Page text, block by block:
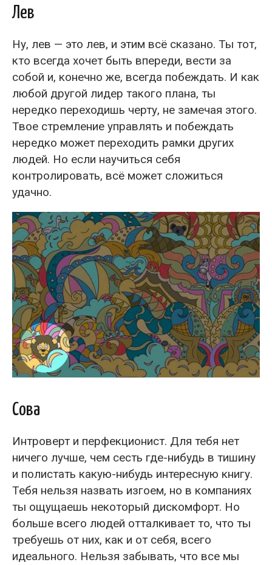
Лев
Ну, лев — это лев, и этим всё сказано. Ты тот,
кто всегда хочет быть впереди, вести за
собой и, конечно же, всегда побеждать. И как
любой другой лидер такого плана, ты
нередко переходишь черту, не замечая этого.
Твое стремление управлять и побеждать
нередко может переходить рамки других
людей. Но если научиться себя
контролировать, всё может сложиться
удачно.
Сова
Интроверт и перфекционист. Для тебя нет
ничего лучше, чем сесть где-нибудь в тишину
и полистать какую-нибудь интересную книгу.
Тебя нельзя назвать изгоем, но в компаниях
ты ощущаешь некоторый дискомфорт. Но
больше всего людей отталкивает то, что ты
требуешь от них, как и от себя, всего
идеального. Нельзя забывать, что все мы